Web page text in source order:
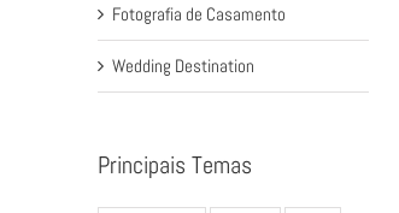
Fotografia de Casamento
Wedding Destination
Principais Temas